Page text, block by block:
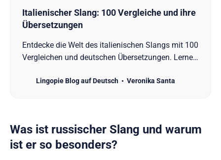
Italienischer Slang: 100 Vergleiche und ihre
Übersetzungen
Entdecke die Welt des italienischen Slangs mit 100
Vergleichen und deutschen Übersetzungen. Lerne
Lingopie Blog auf Deutsch Veronika Santa
Was ist russischer Slang und warum
ist er so besonders?